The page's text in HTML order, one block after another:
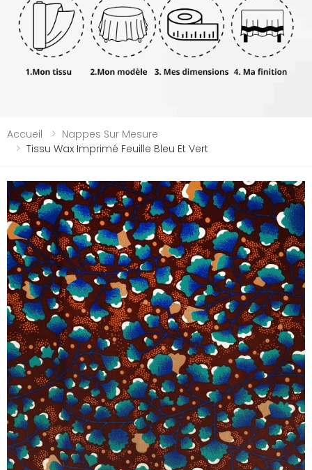
Accueil
Nappes Sur Mesure
Tissu Wax Imprimé Feuille Bleu Et Vert